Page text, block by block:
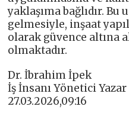
yaklaşıma bağlıdır.
gelmesiyle, inşaat
olarak güvence altına
olmaktadır.
Dr. İbrahim İpek
İş İnsanı Yönetici
27.03.2026,09:16